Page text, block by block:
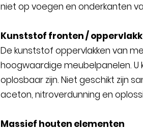
niet op voegen en onderkanten
Kunststof fronten /
De kunststof oppervlakken van
hoogwaardige meubelpanelen. U
oplosbaar zijn. Niet geschikt zijn
aceton, nitroverdunning en
Massief houten elementen